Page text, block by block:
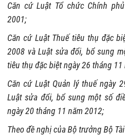
Căn cứ Luật Tổ chức Chính
2001;
Căn cứ Luật Thuế tiêu thụ đặc
2008 và Luật sửa đổi, bổ sung
tiêu thụ đặc biệt ngày 26 tháng 11
Căn cứ Luật Quản lý thuế ngày
Luật sửa đổi, bổ sung một số
ngày 20 tháng 11 năm 2012;
Theo đề nghị của Bộ trưởng Bộ